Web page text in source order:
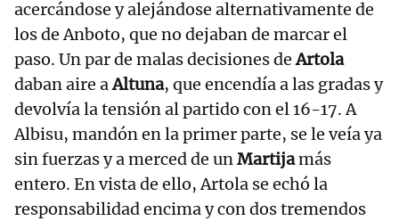
acercándose y alejándose alternativamente de
los de Anboto, que no dejaban de marcar el
paso. Un par de malas decisiones deArtola
daban aire aAltuna, que encendía a las gradas y
devolvía la tensión al partido con el 16-17. A
Albisu, mandón en la primer parte, se le veía ya
sin fuerzas y a merced de unMartijamás
entero. En vista de ello, Artola se echó la
responsabilidad encima y con dos tremendos